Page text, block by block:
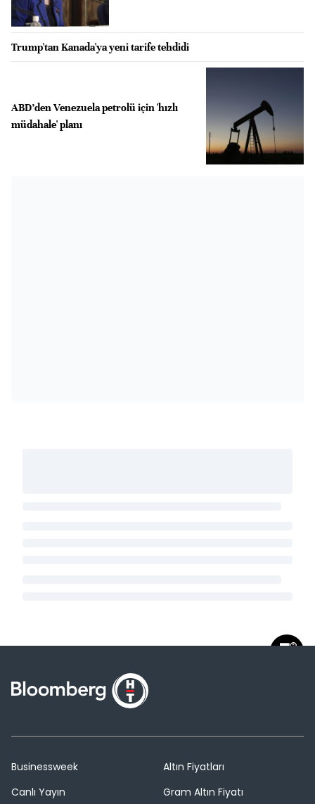
Trump'tan Kanada'ya yeni tarife tehdidi
ABD’den Venezuela petrolü için 'hızlı
müdahale' planı
Businessweek
Canlı Yayın
Altın Fiyatları
Gram Altın Fiyatı